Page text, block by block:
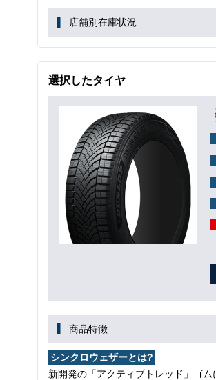
店舗別在庫状況
選択したタイヤ
商品特徴
シンクロウェザーとは?
新開発の「アクティブトレッド」ゴ